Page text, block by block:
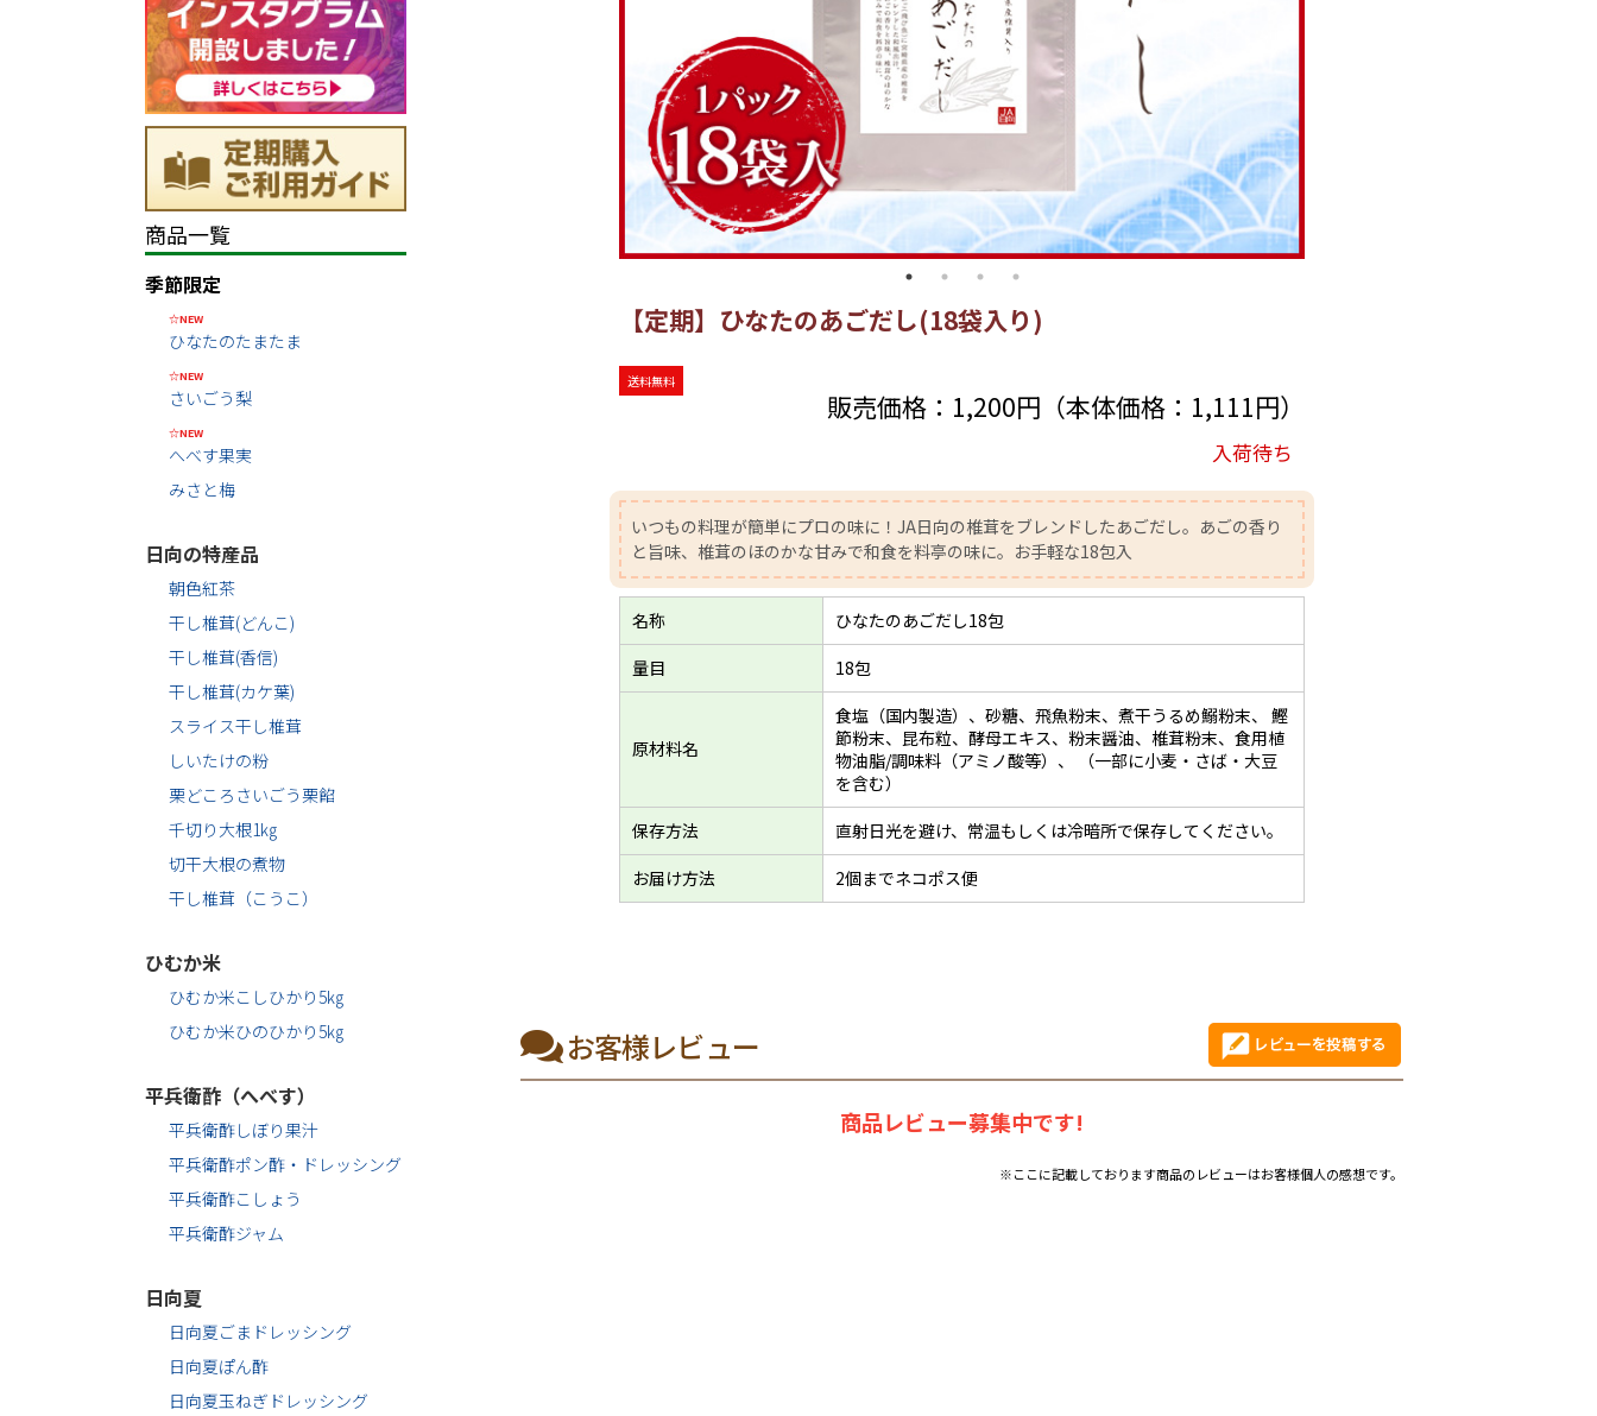
商品一覧
季節限定
☆NEW
ひなたのたまたま
☆NEW
さいごう梨
☆NEW
へべす果実
みさと梅
日向の特産品
朝色紅茶
干し椎茸(どんこ)
干し椎茸(香信)
干し椎茸(カケ葉)
スライス干し椎茸
しいたけの粉
栗どころさいごう栗餡
千切り大根1㎏
切干大根の煮物
干し椎茸（こうこ）
ひむか米
ひむか米こしひかり5㎏
ひむか米ひのひかり5㎏
平兵衛酢（へべす）
平兵衛酢しぼり果汁
平兵衛酢ポン酢・ドレッシング
平兵衛酢こしょう
平兵衛酢ジャム
日向夏
日向夏ごまドレッシング
日向夏ぽん酢
日向夏玉ねぎドレッシング
【定期】ひなたのあごだし(18袋入り)
送料無料
販売価格： 1,200円（本体価格：1,111円）
入荷待ち
いつもの料理が簡単にプロの味に！JA日向の椎茸をブレンドしたあごだし。あごの香り
と旨味、椎茸のほのかな甘みで和食を料亭の味に。お手軽な18包入
名称
ひなたのあごだし18包
量目
18包
原材料名
食塩（国内製造）、砂糖、飛魚粉末、煮干うるめ鰯粉末、 鰹
節粉末、昆布粒、酵母エキス、粉末醤油、椎茸粉末、食用植
物油脂/調味料（アミノ酸等）、 （一部に小麦・さば・大豆
を含む）
保存方法
直射日光を避け、常温もしくは冷暗所で保存してください。
お届け方法
2個までネコポス便
お客様レビュー
商品レビュー募集中です!
※ここに記載しております商品のレビューはお客様個人の感想です。